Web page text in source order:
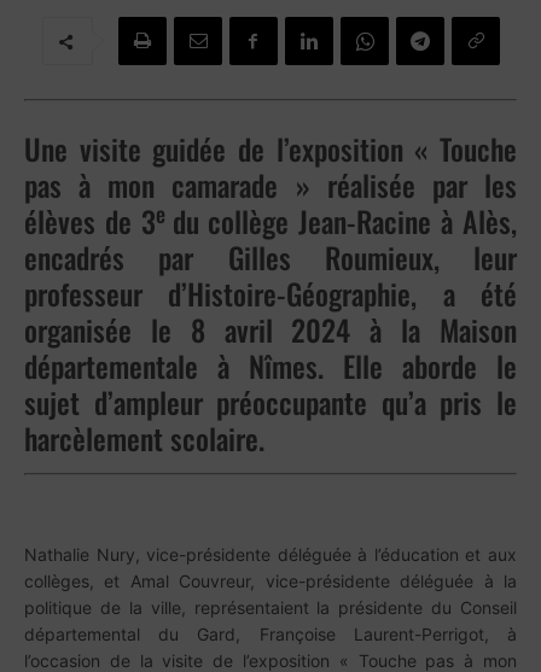
Une visite guidée de l’exposition « Touche
pas à mon camarade » réalisée par les
élèves de 3e du collège Jean-Racine à Alès,
encadrés par Gilles Roumieux, leur
professeur d’Histoire-Géographie, a été
organisée le 8 avril 2024 à la Maison
départementale à Nîmes. Elle aborde le
sujet d’ampleur préoccupante qu’a pris le
harcèlement scolaire.
Nathalie Nury, vice-présidente déléguée à l’éducation et aux
collèges, et Amal Couvreur, vice-présidente déléguée à la
politique de la ville, représentaient la présidente du Conseil
départemental du Gard, Françoise Laurent-Perrigot, à
l’occasion de la visite de l’exposition « Touche pas à mon